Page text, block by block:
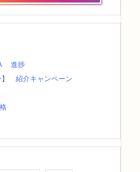
進捗
】 紹介キャンペーン